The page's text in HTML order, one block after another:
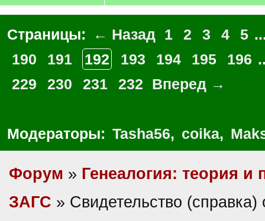
Страницы: ← Назад 1 2 3 4 5
190
191 192 193 194 195 196
229
230 231 232 Вперед →
Модераторы: Tasha56, coika,
Форум » Генеалогия: теория и
ЗАГС » Свидетельство